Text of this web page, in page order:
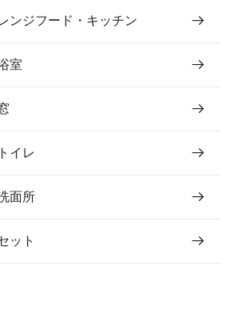
ンジフード・キッチン
室
トイレ
面所
ット